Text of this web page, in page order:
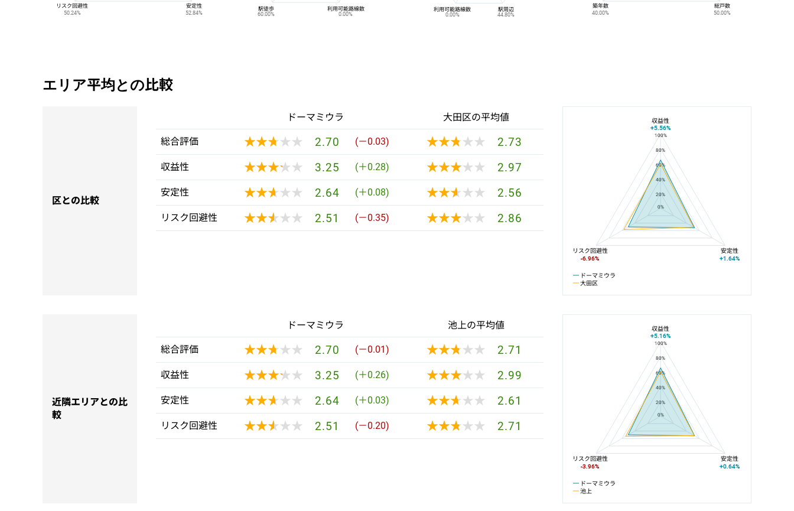
リスク回避性
50.24%
安定性
52.84%
駅徒歩
60.00%
利用可能路線数
0.00%
利用可能路線数
0.00%
駅周辺
44.80%
築年数
40.00%
総戸数
50.00%
エリア平均との比較
区との比較
ドーマミウラ 大田区の平均値
総合評価 ★★★★★
★★★★★ 2.70 (－0.03) ★★★★★
★★★★★ 2.73
収益性 ★★★★★
★★★★★ 3.25 (＋0.28) ★★★★★
★★★★★ 2.97
安定性 ★★★★★
★★★★★ 2.64 (＋0.08) ★★★★★
★★★★★ 2.56
リスク回避性 ★★★★★
★★★★★ 2.51 (－0.35) ★★★★★
★★★★★ 2.86
ドーマミウラと大田区の平均値の総合評価の比較
100%
80%
60%
40%
20%
0%
ドーマミウラ
大田区
収益性
+5.56%
リスク回避性
-6.96%
安定性
+1.64%
近隣エリアとの比
較
ドーマミウラ 池上の平均値
総合評価 ★★★★★
★★★★★ 2.70 (－0.01) ★★★★★
★★★★★ 2.71
収益性 ★★★★★
★★★★★ 3.25 (＋0.26) ★★★★★
★★★★★ 2.99
安定性 ★★★★★
★★★★★ 2.64 (＋0.03) ★★★★★
★★★★★ 2.61
リスク回避性 ★★★★★
★★★★★ 2.51 (－0.20) ★★★★★
★★★★★ 2.71
ドーマミウラと池上の平均値の総合評価の比較
100%
80%
60%
40%
20%
0%
ドーマミウラ
池上
収益性
+5.16%
リスク回避性
-3.96%
安定性
+0.64%